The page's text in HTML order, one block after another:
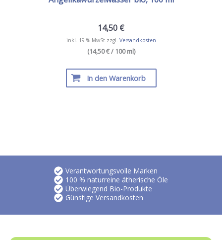
14,50 €
inkl. 19 % MwSt.zzgl. Versandkosten
(14,50 € / 100 ml)
In den Warenkorb
Verantwortungsvolle Marken
100 % naturreine ätherische Öle
Überwiegend Bio-Produkte
Günstige Versandkosten